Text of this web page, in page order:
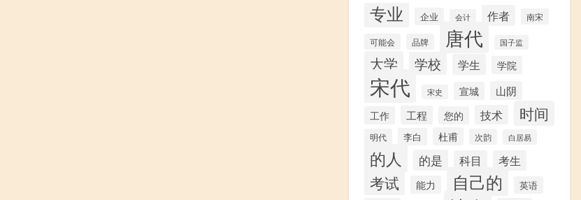
专业 企业 会计 作者 南宋
可能会 品牌 唐代 国子监
大学 学校 学生 学院
宋代 宋史 宣城 山阴
工作 工程 您的 技术 时间
明代 李白 杜甫 次韵 白居易
的人 的是 科目 考生
考试 能力 自己的 英语